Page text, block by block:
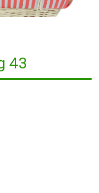
43